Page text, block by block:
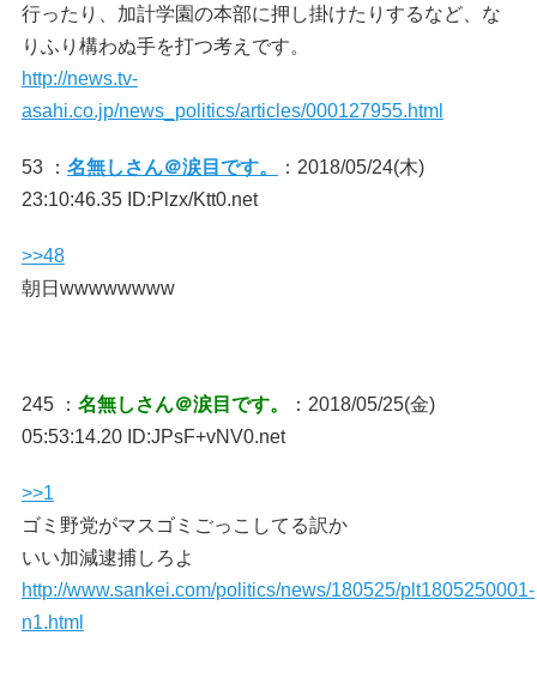
行ったり、加計学園の本部に押し掛けたりするなど、な
りふり構わぬ手を打つ考えです。
http://news.tv-
asahi.co.jp/news_politics/articles/000127955.html
53 ： 名無しさん＠涙目です。
：2018/05/24(木)
23:10:46.35 ID:Plzx/Ktt0.net
>>48
朝日wwwwwwww
245 ： 名無しさん＠涙目です。
：2018/05/25(金)
05:53:14.20 ID:JPsF+vNV0.net
>>1
ゴミ野党がマスゴミごっこしてる訳か
いい加減逮捕しろよ
http://www.sankei.com/politics/news/180525/plt1805250001-
n1.html